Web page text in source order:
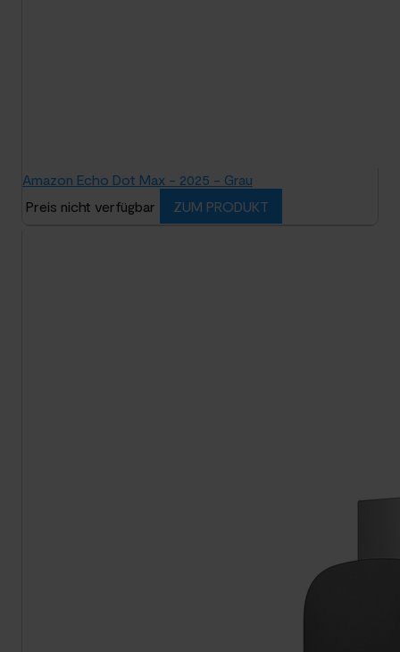
Amazon Echo Dot Max - 2025 - Grau
Preis nicht verfügbar
ZUM PRODUKT